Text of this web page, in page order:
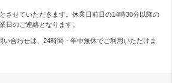
させていただきます。休業日前日の14時30分以降の
日のご連絡となります。
合わせは、 24時間・年中無休でご利用いただけま